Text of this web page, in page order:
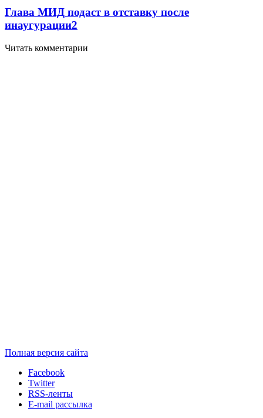
Глава МИД подаст в отставку после
инаугурации2
Читать комментарии
Полная версия сайта
Facebook
Twitter
RSS-ленты
E-mail рассылка